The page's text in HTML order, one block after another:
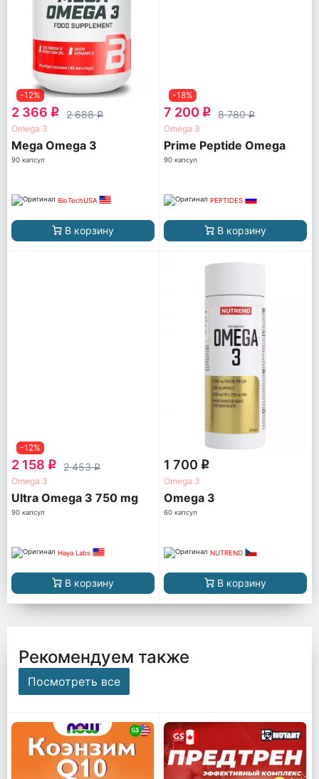
-12%
2 366 q 2 688q
Omega 3
Mega Omega 3
90 капсул
BioTechUSA
В корзину
-18%
7 200 q 8 780q
Omega 3
Prime Peptide Omega
90 капсул
PEPTIDES
В корзину
-12%
2 158 q 2 453q
Omega 3
Ultra Omega 3 750 mg
90 капсул
Haya Labs
В корзину
1 700 q
Omega 3
Omega 3
60 капсул
NUTREND
В корзину
Рекомендуем также
Посмотреть все